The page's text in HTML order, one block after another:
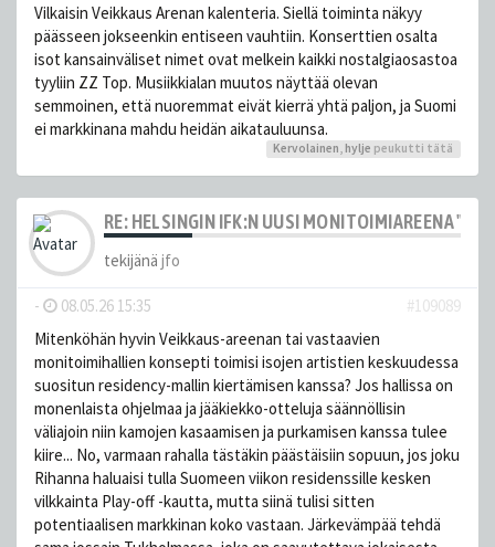
Vilkaisin Veikkaus Arenan kalenteria. Siellä toiminta näkyy
päässeen jokseenkin entiseen vauhtiin. Konserttien osalta
isot kansainväliset nimet ovat melkein kaikki nostalgiaosastoa
tyyliin ZZ Top. Musiikkialan muutos näyttää olevan
semmoinen, että nuoremmat eivät kierrä yhtä paljon, ja Suomi
ei markkinana mahdu heidän aikatauluunsa.
Kervolainen, hylje peukutti tätä
RE: HELSINGIN IFK:N UUSI MONITOIMIAREENA
tekijänä jfo
- 08.05.26 15:35
#109089
Mitenköhän hyvin Veikkaus-areenan tai vastaavien
monitoimihallien konsepti toimisi isojen artistien keskuudessa
suositun residency-mallin kiertämisen kanssa? Jos hallissa on
monenlaista ohjelmaa ja jääkiekko-otteluja säännöllisin
väliajoin niin kamojen kasaamisen ja purkamisen kanssa tulee
kiire... No, varmaan rahalla tästäkin päästäisiin sopuun, jos joku
Rihanna haluaisi tulla Suomeen viikon residenssille kesken
vilkkainta Play-off -kautta, mutta siinä tulisi sitten
potentiaalisen markkinan koko vastaan. Järkevämpää tehdä